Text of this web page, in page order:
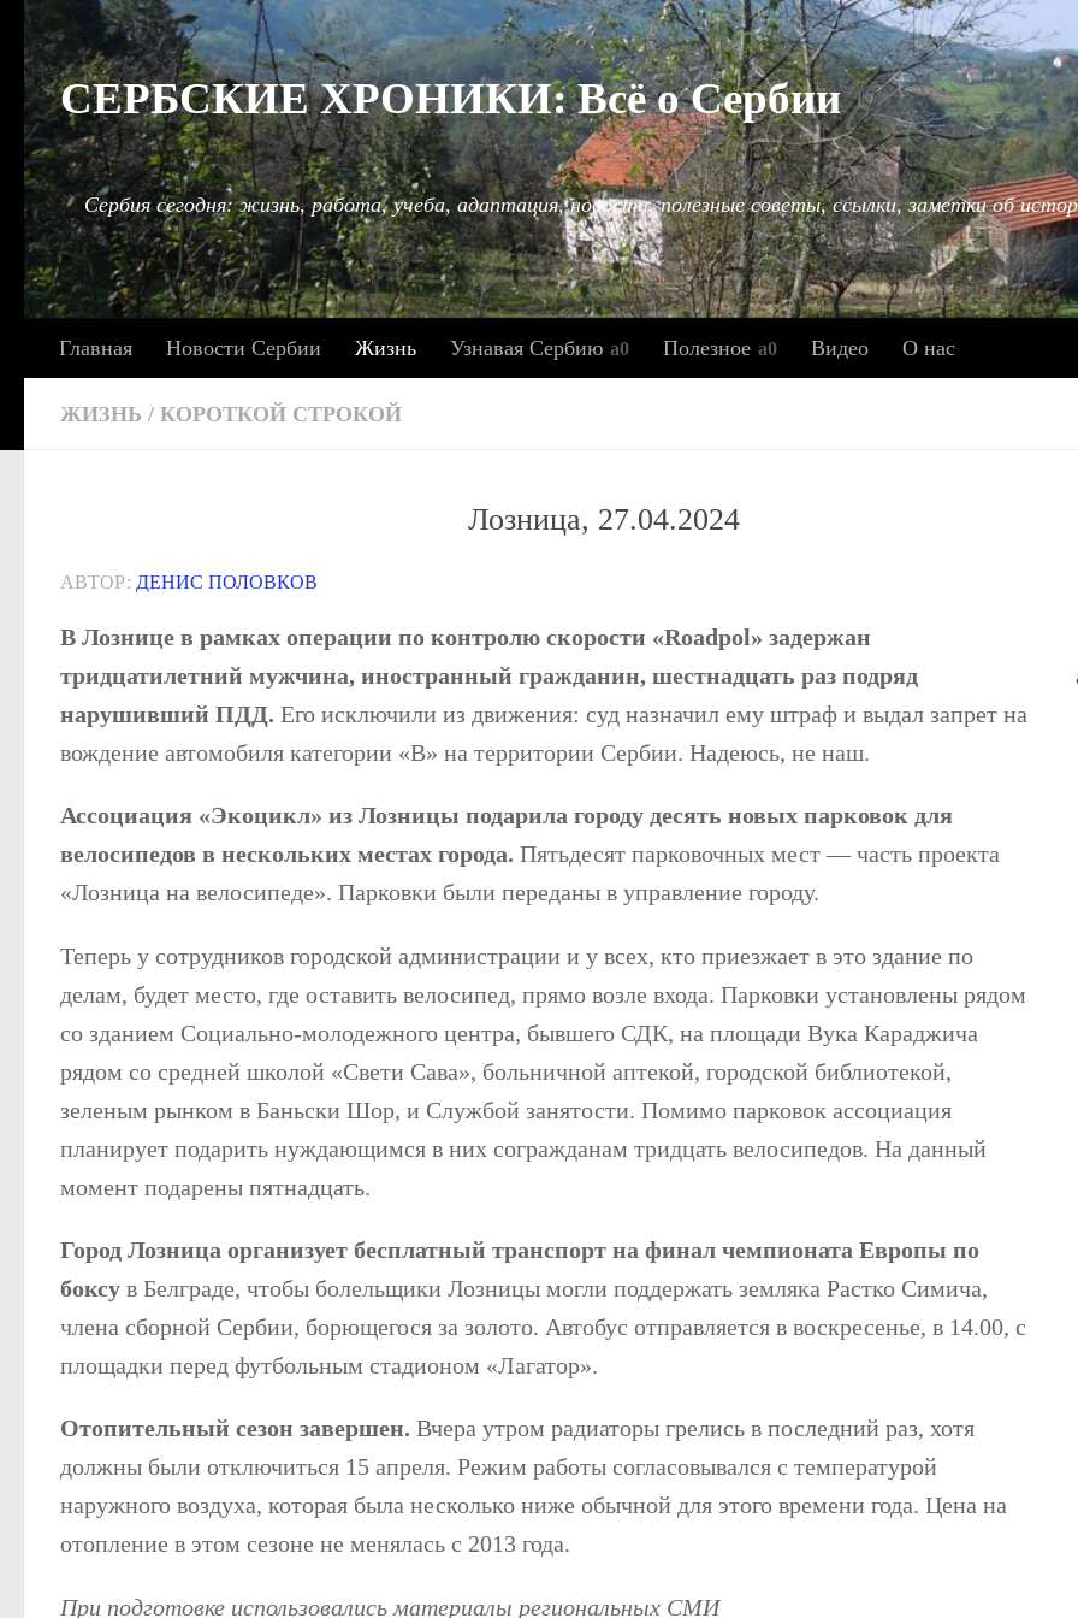
Под записью
СЕРБСКИЕ ХРОНИКИ: Всё о Сербии
Сербия сегодня: жизнь, работа, учеба, адаптация, новости, полезные советы, ссылки, заметки об
Главная Новости Сербии Жизнь Узнавая Сербию Полезное Видео О нас
ЖИЗНЬ / КОРОТКОЙ СТРОКОЙ
Лозница, 27.04.2024
АВТОР: ДЕНИС ПОЛОВКОВ
В Лознице в рамках операции по контролю скорости «Roadpol» задержан
тридцатилетний мужчина, иностранный гражданин, шестнадцать раз подряд
нарушивший ПДД. Его исключили из движения: суд назначил ему штраф и выдал запрет на
вождение автомобиля категории «В» на территории Сербии. Надеюсь, не наш.
Ассоциация «Экоцикл» из Лозницы подарила городу десять новых парковок для
велосипедов в нескольких местах города. Пятьдесят парковочных мест — часть проекта
«Лозница на велосипеде». Парковки были переданы в управление городу.
Теперь у сотрудников городской администрации и у всех, кто приезжает в это здание по
делам, будет место, где оставить велосипед, прямо возле входа. Парковки установлены рядом
со зданием Социально-молодежного центра, бывшего СДК, на площади Вука Караджича
рядом со средней школой «Свети Сава», больничной аптекой, городской библиотекой,
зеленым рынком в Баньски Шор, и Службой занятости. Помимо парковок ассоциация
планирует подарить нуждающимся в них согражданам тридцать велосипедов. На данный
момент подарены пятнадцать.
Город Лозница организует бесплатный транспорт на финал чемпионата Европы по
боксу в Белграде, чтобы болельщики Лозницы могли поддержать земляка Растко Симича,
члена сборной Сербии, борющегося за золото. Автобус отправляется в воскресенье, в 14.00, с
площадки перед футбольным стадионом «Лагатор».
Отопительный сезон завершен. Вчера утром радиаторы грелись в последний раз, хотя
должны были отключиться 15 апреля. Режим работы согласовывался с температурой
наружного воздуха, которая была несколько ниже обычной для этого времени года. Цена на
отопление в этом сезоне не менялась с 2013 года.
При подготовке использовались материалы региональных СМИ